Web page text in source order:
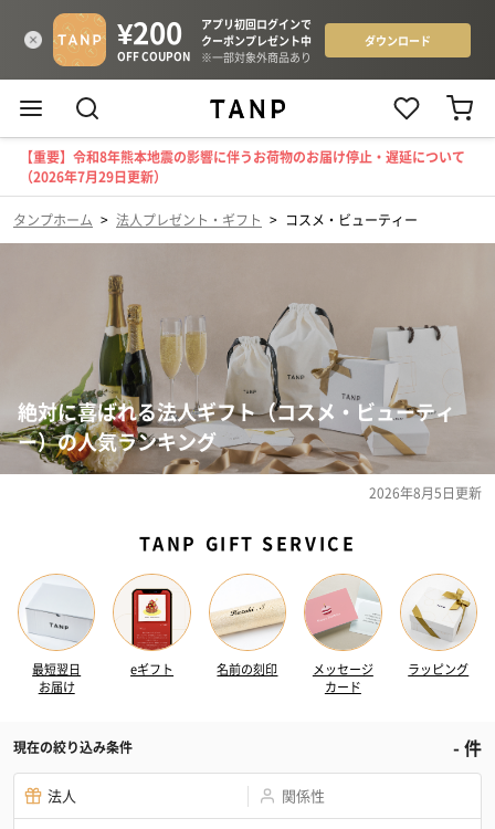
【重要】令和8年熊本地震の影響に伴うお荷物のお届け停止・遅延について
（2026年7月29日更新）
タンプホーム > 法人プレゼント・ギフト > コスメ・ビューティー
絶対に喜ばれる法人ギフト（コスメ・ビューティ
ー）の人気ランキング
2026年8月5日更新
TANP GIFT SERVICE
最短翌日
お届け
eギフト 名前の刻印
メッセージ
カード
ラッピング
現在の絞り込み条件 -件
法人 関係性